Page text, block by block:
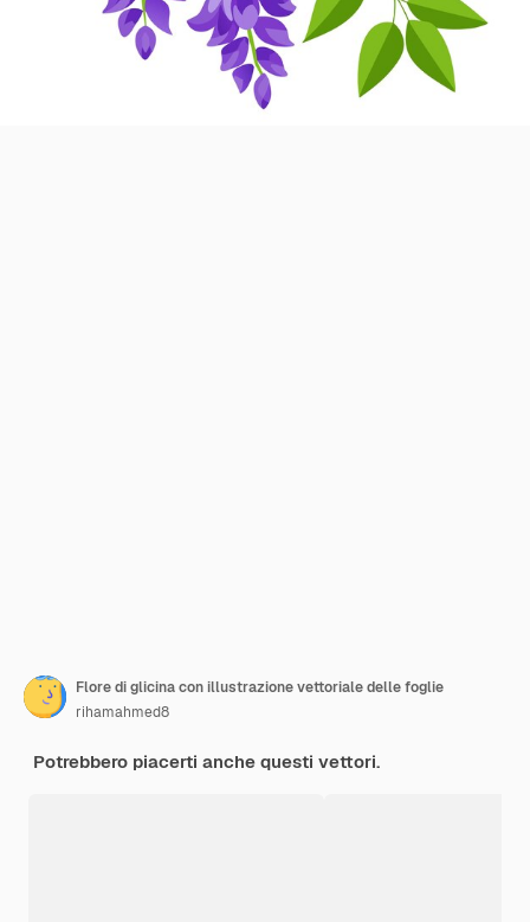
Flore di glicina con illustrazione vettoriale delle foglie
rihamahmed8
Potrebbero piacerti anche questi vettori.